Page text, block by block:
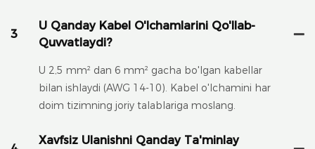
3
U Qanday Kabel O'lchamlarini Qo'llab-
Quvvatlaydi?
U 2,5 mm² dan 6 mm² gacha bo'lgan kabellar
bilan ishlaydi (AWG 14-10). Kabel o'lchamini har
doim tizimning joriy talablariga moslang.
Xavfsiz Ulanishni Qanday Ta'minlay